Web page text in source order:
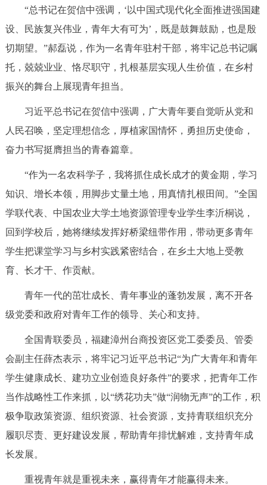
ITALIANO
回到顶部
“总书记在贺信中强调，‘以中国式现代化全面推进强国建
设、民族复兴伟业，青年大有可为’，既是鼓舞鼓励，也是殷
切期望。”郝磊说，作为一名青年驻村干部，将牢记总书记嘱
托，兢兢业业、恪尽职守，扎根基层实现人生价值，在乡村
振兴的舞台上展现青年担当。
习近平总书记在贺信中强调，广大青年要自觉听从党和
人民召唤，坚定理想信念，厚植家国情怀，勇担历史使命，
奋力书写挺膺担当的青春篇章。
“作为一名农科学子，我将抓住成长成才的黄金期，学习
知识、增长本领，用脚步丈量土地，用真情扎根田间。”全国
学联代表、中国农业大学土地资源管理专业学生李沂桐说，
回到学校后，她将继续发挥好桥梁纽带作用，带动更多青年
学生把课堂学习与乡村实践紧密结合，在乡土大地上受教
育、长才干、作贡献。
青年一代的茁壮成长、青年事业的蓬勃发展，离不开各
级党委和政府对青年工作的领导、关心和支持。
全国青联委员，福建漳州台商投资区党工委委员、管委
会副主任薛杰表示，将牢记习近平总书记“为广大青年和青年
学生健康成长、建功立业创造良好条件”的要求，把青年工作
当作战略性工作来抓，以“绣花功夫”做“润物无声”的工作，积
极争取政策资源、组织资源、社会资源，支持青联组织充分
履职尽责、更好建设发展，帮助青年排忧解难，支持青年成
长发展。
重视青年就是重视未来，赢得青年才能赢得未来。